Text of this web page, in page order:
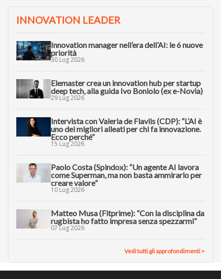
INNOVATION LEADER
Innovation manager nell’era dell’AI: le 6 nuove
priorità
30 Lug 2026
Elemaster crea un innovation hub per startup
deep tech, alla guida Ivo Boniolo (ex e-Novia)
29 Lug 2026
Intervista con Valeria de Flaviis (CDP): “L’AI è
uno dei migliori alleati per chi fa innovazione.
Ecco perché”
15 Lug 2026
Paolo Costa (Spindox): “Un agente AI lavora
come Superman, ma non basta ammirarlo per
creare valore”
10 Lug 2026
Matteo Musa (Fitprime): “Con la disciplina da
rugbista ho fatto impresa senza spezzarmi”
07 Lug 2026
Vedi tutti gli approfondimenti >